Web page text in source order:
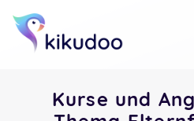
Kurse und